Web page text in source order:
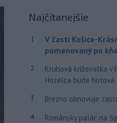
Najčítanejšie
1
V časti Košice-
pomenovaný po
2
Kruhová križovatka v
Hozelca bude hotová
3 Brezno obnovuje
4
Románsky palác na